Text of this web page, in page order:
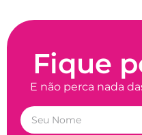
Fique
E não perca nada